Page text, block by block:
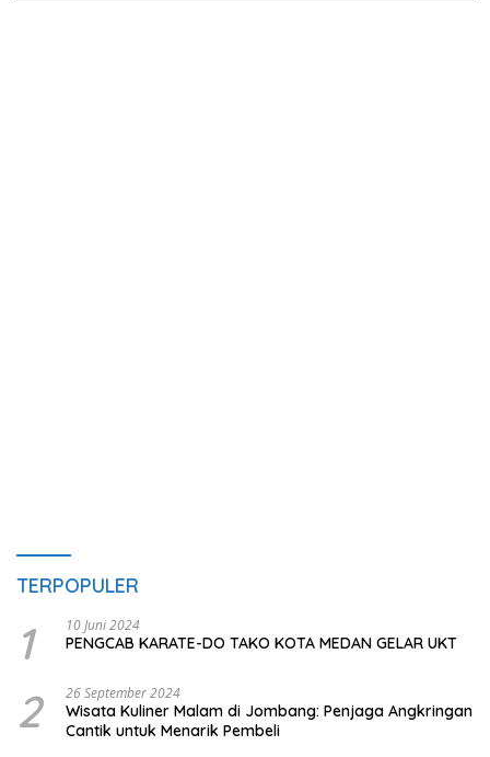
TERPOPULER
1 10 Juni 2024
PENGCAB KARATE-DO TAKO KOTA MEDAN GELAR UKT
2 26 September 2024
Wisata Kuliner Malam di Jombang: Penjaga Angkringan
Cantik untuk Menarik Pembeli